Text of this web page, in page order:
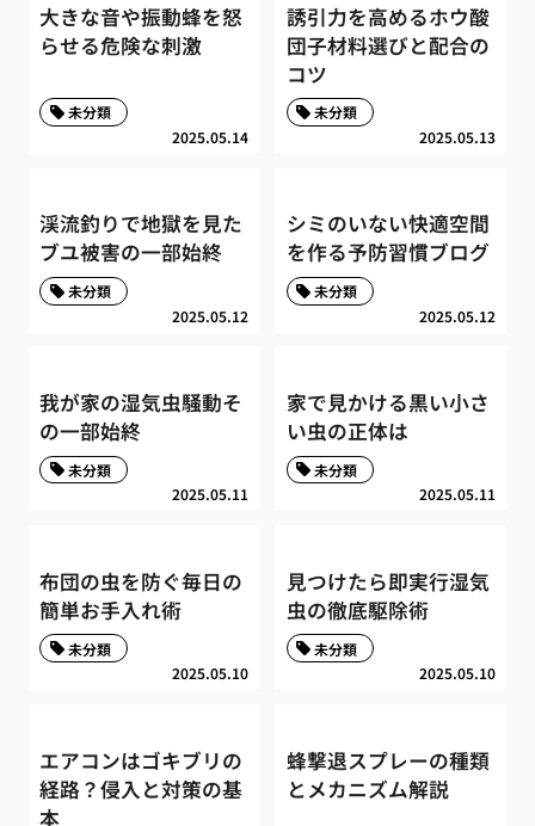
大きな音や振動蜂を怒
らせる危険な刺激
2025.05.14
未分類
誘引力を高めるホウ酸
団子材料選びと配合の
コツ
2025.05.13
未分類
渓流釣りで地獄を見た
ブユ被害の一部始終
2025.05.12
未分類
シミのいない快適空間
を作る予防習慣ブログ
2025.05.12
未分類
我が家の湿気虫騒動そ
の一部始終
2025.05.11
未分類
家で見かける黒い小さ
い虫の正体は
2025.05.11
未分類
布団の虫を防ぐ毎日の
簡単お手入れ術
2025.05.10
未分類
見つけたら即実行湿気
虫の徹底駆除術
2025.05.10
未分類
エアコンはゴキブリの
経路？侵入と対策の基
本
蜂撃退スプレーの種類
とメカニズム解説